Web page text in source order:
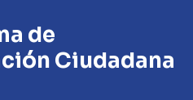
de
Ciudadana